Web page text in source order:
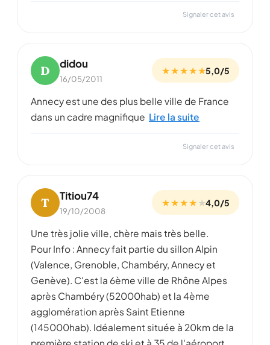
Signaler cet avis
D didou
16/05/2011
★ ★ ★ ★ ★5,0/5
Annecy est une des plus belle ville de France
dans un cadre magnifique Lire la suite
Signaler cet avis
T Titiou74
19/10/2008
★ ★ ★ ★★4,0/5
Une très jolie ville, chère mais très belle.
Pour Info : Annecy fait partie du sillon Alpin
(Valence, Grenoble, Chambéry, Annecy et
Genève). C'est la 6ème ville de Rhône Alpes
après Chambéry (52000hab) et la 4ème
agglomération après Saint Etienne
(145000hab). Idéalement située à 20km de la